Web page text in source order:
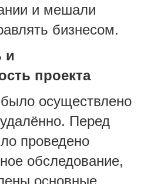
и мешали
бизнесом.
и
проекта
осуществлено
Перед
проведено
обследование,
основные